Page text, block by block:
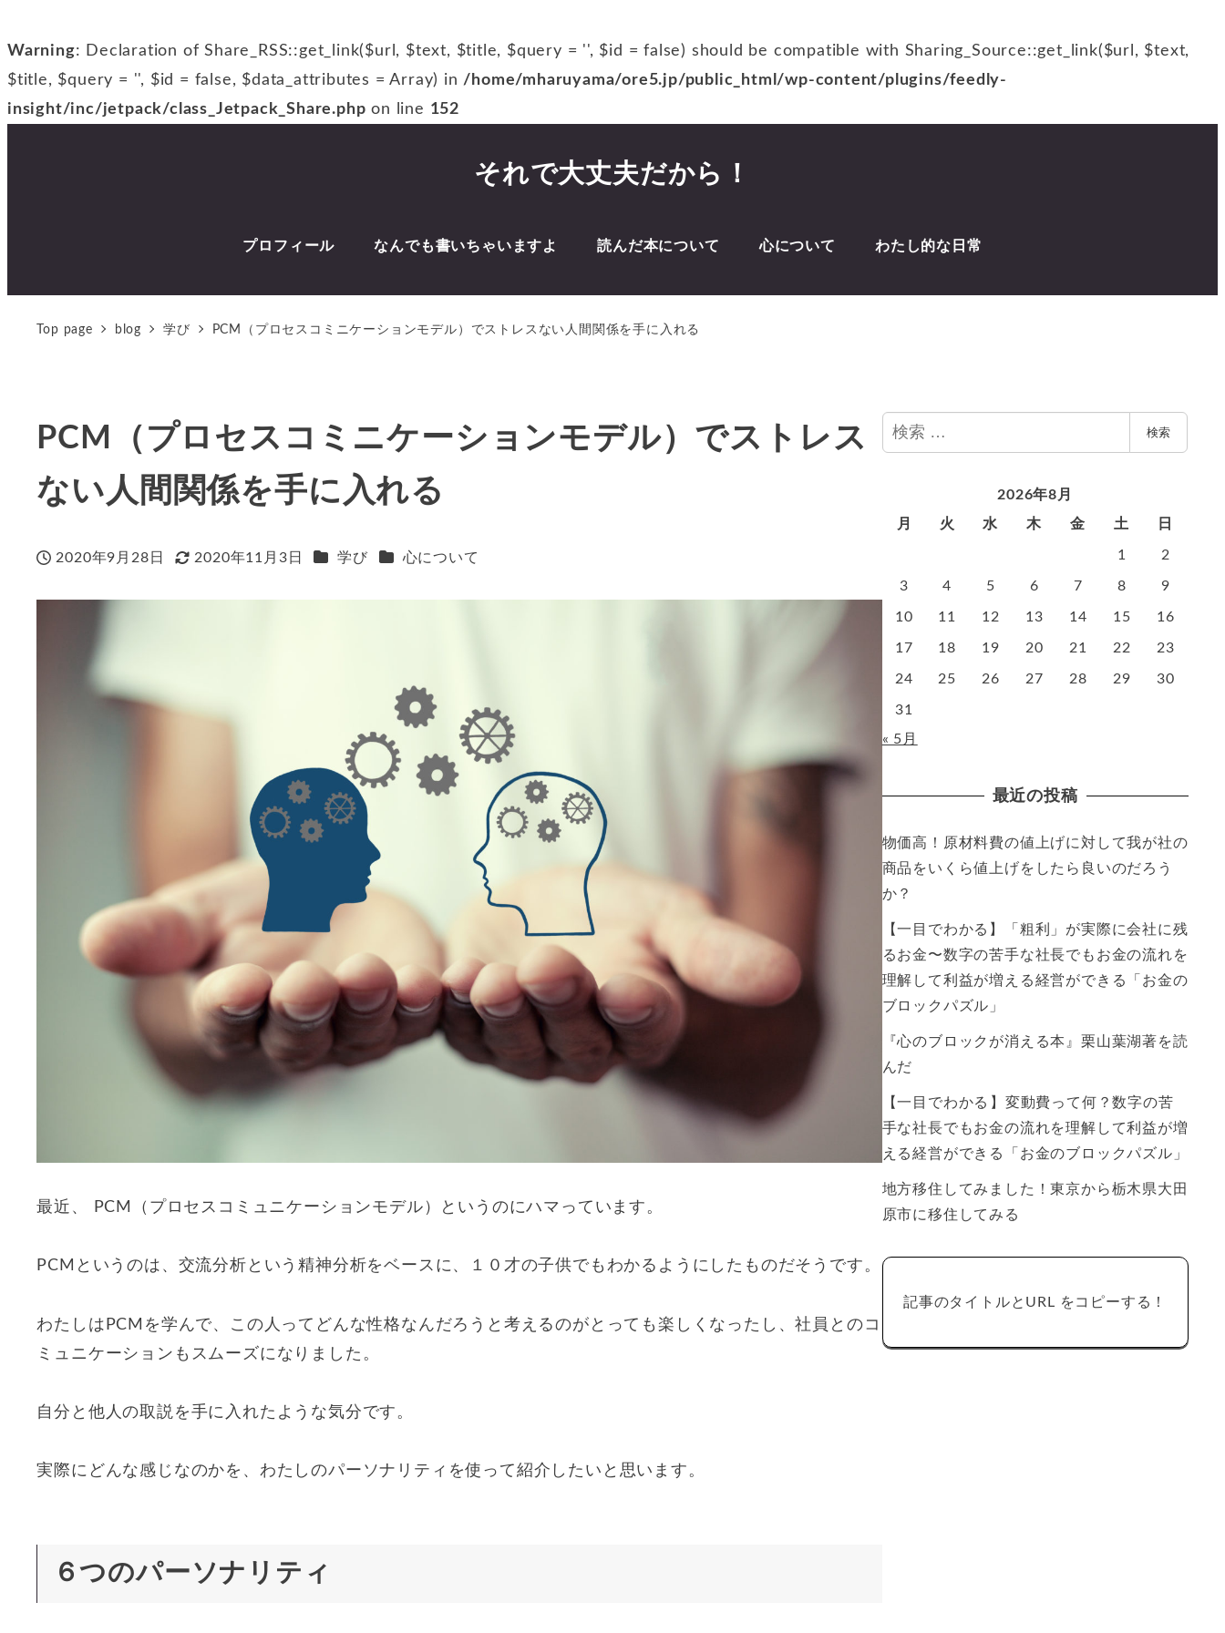
Warning: Declaration of Share_RSS::get_link($url, $text, $title, $query = '', $id = false) should be compatible with Sharing_Source::get_link($url, $text,
$title, $query = '', $id = false, $data_attributes = Array) in /home/mharuyama/ore5.jp/public_html/wp-content/plugins/feedly-
insight/inc/jetpack/class_Jetpack_Share.php on line 152
それで大丈夫だから！
プロフィール なんでも書いちゃいますよ 読んだ本について 心について わたし的な日常
Top page blog 学び PCM（プロセスコミニケーションモデル）でストレスない人間関係を手に入れる
PCM（プロセスコミニケーションモデル）でストレス
ない人間関係を手に入れる
投稿日
2020年9月28日
更新日
2020年11月3日 カテゴリー
学び カテゴリー
心について
最近、 PCM（プロセスコミュニケーションモデル）というのにハマっています。
PCMというのは、交流分析という精神分析をベースに、１０才の子供でもわかるようにしたものだそうです。
わたしはPCMを学んで、この人ってどんな性格なんだろうと考えるのがとっても楽しくなったし、社員とのコ
ミュニケーションもスムーズになりました。
自分と他人の取説を手に入れたような気分です。
実際にどんな感じなのかを、わたしのパーソナリティを使って紹介したいと思います。
６つのパーソナリティ
検
索
検索
2026年8月
月
火 水 木 金 土 日
1 2
3 4 5 6 7 8 9
10 11 12 13 14 15 16
17 18 19 20 21 22 23
24 25 26 27 28 29 30
31
« 5月
最近の投稿
物価高！原材料費の値上げに対して我が社の
商品をいくら値上げをしたら良いのだろう
か？
【一目でわかる】「粗利」が実際に会社に残
るお金〜数字の苦手な社長でもお金の流れを
理解して利益が増える経営ができる「お金の
ブロックパズル」
『心のブロックが消える本』栗山葉湖著を読
んだ
【一目でわかる】変動費って何？数字の苦
手な社長でもお金の流れを理解して利益が増
える経営ができる「お金のブロックパズル」
地方移住してみました！東京から栃木県大田
原市に移住してみる
記事のタイトルとURL をコピーする！